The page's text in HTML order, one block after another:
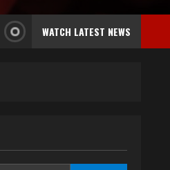
WATCH LATEST NEWS